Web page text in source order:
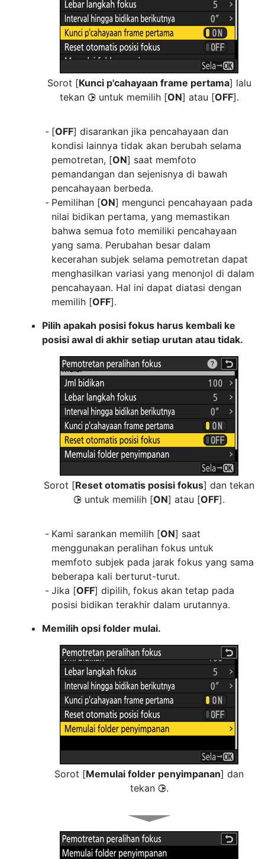
Sorot [Kunci p'cahayaan frame pertama] lalu
tekan 2untuk memilih [ON] atau [OFF].
[OFF] disarankan jika pencahayaan dan
kondisi lainnya tidak akan berubah selama
pemotretan, [ON] saat memfoto
pemandangan dan sejenisnya di bawah
pencahayaan berbeda.
Pemilihan [ON] mengunci pencahayaan pada
nilai bidikan pertama, yang memastikan
bahwa semua foto memiliki pencahayaan
yang sama. Perubahan besar dalam
kecerahan subjek selama pemotretan dapat
menghasilkan variasi yang menonjol di dalam
pencahayaan. Hal ini dapat diatasi dengan
memilih [OFF].
Pilih apakah posisi fokus harus kembali ke
posisi awal di akhir setiap urutan atau tidak.
Sorot [Reset otomatis posisi fokus] dan tekan
2 untuk memilih [ON] atau [OFF].
Kami sarankan memilih [ON] saat
menggunakan peralihan fokus untuk
memfoto subjek pada jarak fokus yang sama
beberapa kali berturut-turut.
Jika [OFF] dipilih, fokus akan tetap pada
posisi bidikan terakhir dalam urutannya.
Memilih opsi folder mulai.
Sorot [Memulai folder penyimpanan] dan
tekan 2.